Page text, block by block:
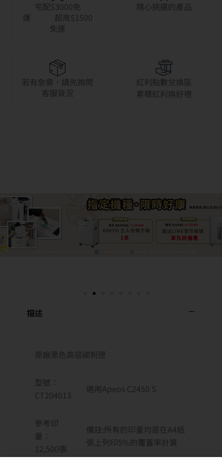
宅配$3000免
運 超商$1500
免運
精心挑選的產品
若有急需，請先詢問
客服貨況
紅利點數兌換區
累積紅利換好禮
描述
原廠黑色高容碳粉匣
型號：
CT204013
適用Apeos C2450 S
參考印
量：
12,500張
備註:所有的印量均是在A4紙
張上列印5%的覆蓋率計算